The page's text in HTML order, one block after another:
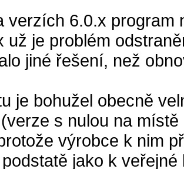
verzích 6.0.x
už je problém
jiné řešení, než
je bohužel obecně
s nulou na
výrobce k nim
jako k